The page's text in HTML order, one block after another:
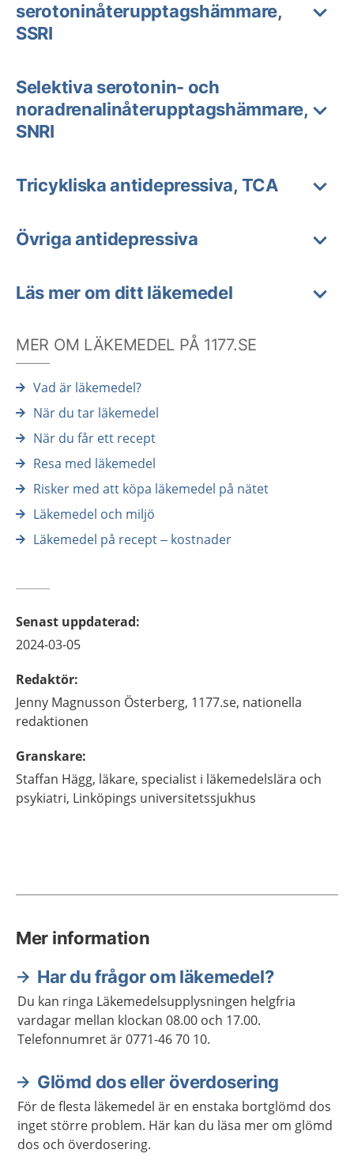
serotoninåterupptagshämmare,
SSRI
Selektiva serotonin- och
noradrenalinåterupptagshämmare,
SNRI
Tricykliska antidepressiva, TCA
Övriga antidepressiva
Läs mer om ditt läkemedel
MER OM LÄKEMEDEL PÅ 1177.SE
Vad är läkemedel?
När du tar läkemedel
När du får ett recept
Resa med läkemedel
Risker med att köpa läkemedel på nätet
Läkemedel och miljö
Läkemedel på recept – kostnader
Senast uppdaterad:
2024-03-05
Redaktör:
Jenny Magnusson Österberg, 1177.se, nationella
redaktionen
Granskare:
Staffan Hägg, läkare, specialist i läkemedelslära och
psykiatri, Linköpings universitetssjukhus
Mer information
Har du frågor om läkemedel?
Du kan ringa Läkemedelsupplysningen helgfria
vardagar mellan klockan 08.00 och 17.00.
Telefonnumret är 0771-46 70 10.
Glömd dos eller överdosering
För de flesta läkemedel är en enstaka bortglömd dos
inget större problem. Här kan du läsa mer om glömd
dos och överdosering.